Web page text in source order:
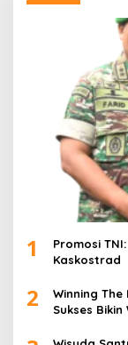
1
Promosi
Kaskostrad
2
Winning
Sukses